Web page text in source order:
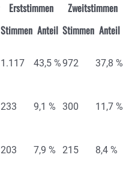
Erststimmen
Zweitstimmen
Stimmen Anteil Stimmen Anteil
1.117 43,5 %972 37,8 %
233 9,1 % 300 11,7 %
203 7,9 % 215 8,4 %